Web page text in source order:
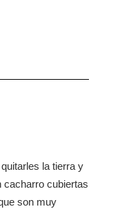
la tierra y
cacharro cubiertas
son muy